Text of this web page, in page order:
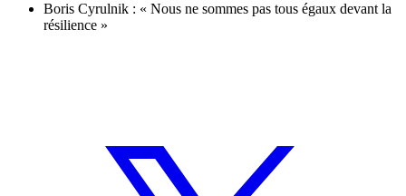
Boris Cyrulnik : « Nous ne sommes pas tous égaux devant la
résilience »